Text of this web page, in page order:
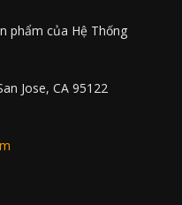
phẩm của Hệ Thống
Jose, CA 95122